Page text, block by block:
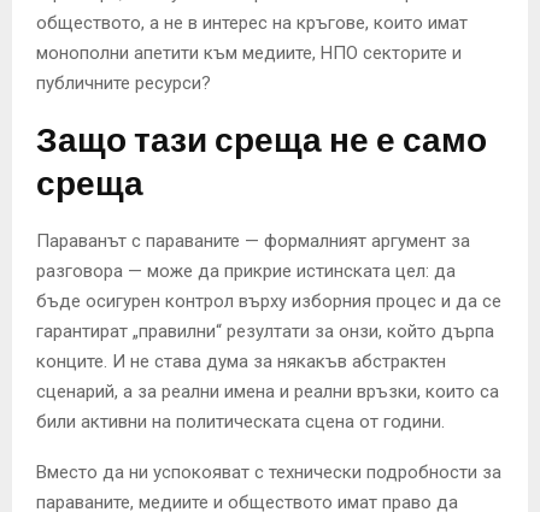
обществото, а не в интерес на кръгове, които имат
монополни апетити към медиите, НПО секторите и
публичните ресурси?
Защо тази среща не е само
среща
Параванът с параваните — формалният аргумент за
разговора — може да прикрие истинската цел: да
бъде осигурен контрол върху изборния процес и да се
гарантират „правилни“ резултати за онзи, който дърпа
конците. И не става дума за някакъв абстрактен
сценарий, а за реални имена и реални връзки, които са
били активни на политическата сцена от години.
Вместо да ни успокояват с технически подробности за
параваните, медиите и обществото имат право да